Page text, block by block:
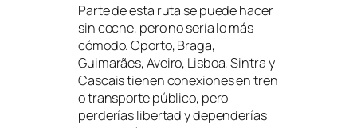
Parte de esta ruta se puede hacer
sin coche, pero no sería lo más
cómodo. Oporto, Braga,
Guimarães, Aveiro, Lisboa, Sintra y
Cascais tienen conexiones en tren
o transporte público, pero
perderías libertad y dependerías